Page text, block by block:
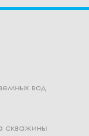
вод
скважины